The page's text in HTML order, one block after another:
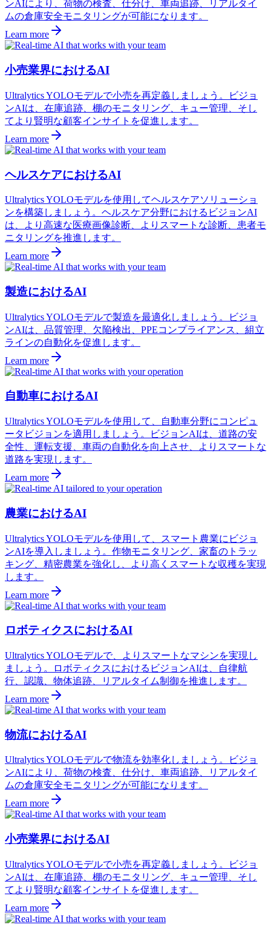
ンAIにより、荷物の検査、仕分け、車両追跡、リアルタイ
ムの倉庫安全モニタリングが可能になります。
Learn more
小売業界におけるAI
Ultralytics YOLOモデルで小売を再定義しましょう。ビジョ
ンAIは、在庫追跡、棚のモニタリング、キュー管理、そし
てより賢明な顧客インサイトを促進します。
Learn more
ヘルスケアにおけるAI
Ultralytics YOLOモデルを使用してヘルスケアソリューショ
ンを構築しましょう。ヘルスケア分野におけるビジョンAI
は、より高速な医療画像診断、よりスマートな診断、患者モ
ニタリングを推進します。
Learn more
製造におけるAI
Ultralytics YOLOモデルで製造を最適化しましょう。ビジョ
ンAIは、品質管理、欠陥検出、PPEコンプライアンス、組立
ラインの自動化を促進します。
Learn more
自動車におけるAI
Ultralytics YOLOモデルを使用して、自動車分野にコンピュ
ータビジョンを適用しましょう。ビジョンAIは、道路の安
全性、運転支援、車両の自動化を向上させ、よりスマートな
道路を実現します。
Learn more
農業におけるAI
Ultralytics YOLOモデルを使用して、スマート農業にビジョ
ンAIを導入しましょう。作物モニタリング、家畜のトラッ
キング、精密農業を強化し、より高くスマートな収穫を実現
します。
Learn more
ロボティクスにおけるAI
Ultralytics YOLOモデルで、よりスマートなマシンを実現し
ましょう。ロボティクスにおけるビジョンAIは、自律航
行、認識、物体追跡、リアルタイム制御を推進します。
Learn more
物流におけるAI
Ultralytics YOLOモデルで物流を効率化しましょう。ビジョ
ンAIにより、荷物の検査、仕分け、車両追跡、リアルタイ
ムの倉庫安全モニタリングが可能になります。
Learn more
小売業界におけるAI
Ultralytics YOLOモデルで小売を再定義しましょう。ビジョ
ンAIは、在庫追跡、棚のモニタリング、キュー管理、そし
てより賢明な顧客インサイトを促進します。
Learn more